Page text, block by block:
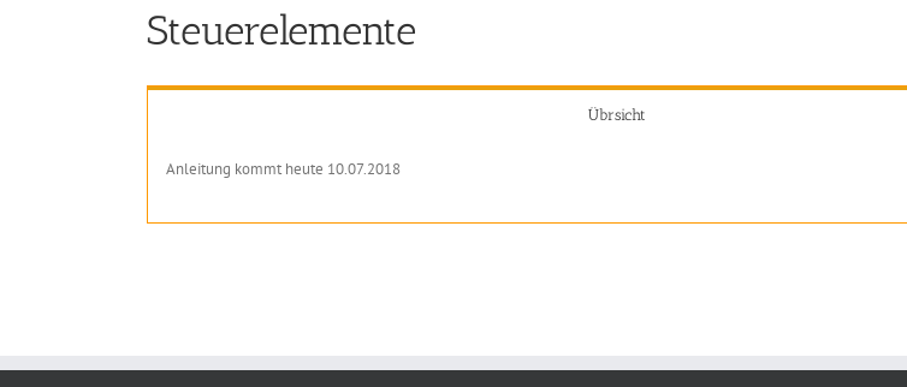
Steuerelemente
Übrsicht
Anleitung kommt heute 10.07.2018